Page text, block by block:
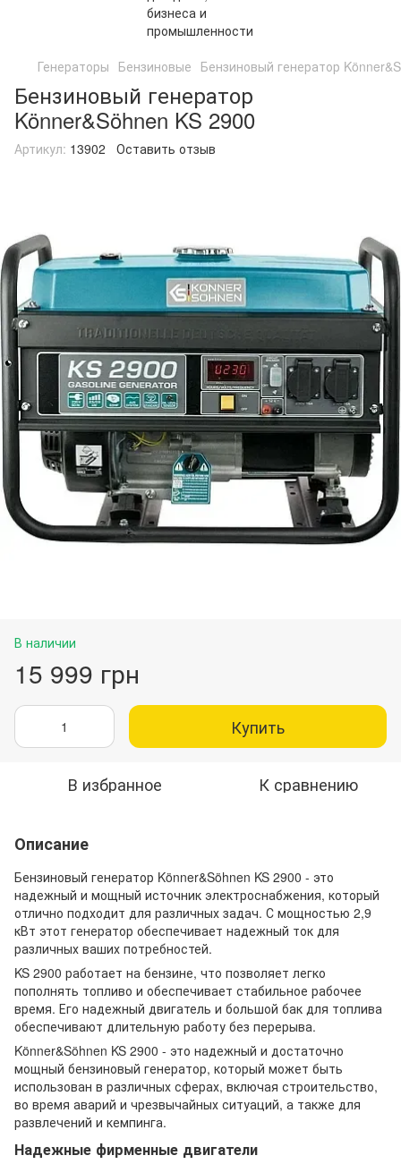
Генераторы Бензиновые Бензиновый генератор
Бензиновый генератор
Könner&Söhnen KS 2900
Артикул: 13902 Оставить отзыв
В наличии
15 999 грн
Купить
В избранное К сравнению
Описание
Бензиновый генератор Könner&Söhnen KS 2900 - это
надежный и мощный источник электроснабжения, который
отлично подходит для различных задач. С мощностью 2,9
кВт этот генератор обеспечивает надежный ток для
различных ваших потребностей.
KS 2900 работает на бензине, что позволяет легко
пополнять топливо и обеспечивает стабильное рабочее
время. Его надежный двигатель и большой бак для топлива
обеспечивают длительную работу без перерыва.
Könner&Söhnen KS 2900 - это надежный и достаточно
мощный бензиновый генератор, который может быть
использован в различных сферах, включая строительство,
во время аварий и чрезвычайных ситуаций, а также для
развлечений и кемпинга.
Надежные фирменные двигатели